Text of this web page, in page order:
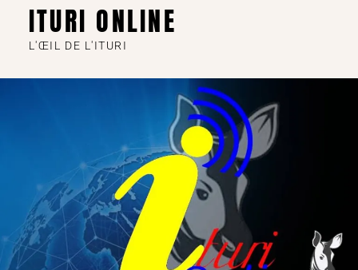
ITURI ONLINE
L'ŒIL DE L'ITURI